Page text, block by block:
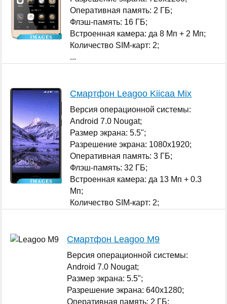
Оперативная память: 2 ГБ;
Флэш-память: 16 ГБ;
Встроенная камера: да 8 Мп + 2 Мп;
Количество SIM-карт: 2;
...
Смартфон Leagoo Kiicaa Mix
Версия операционной системы:
Android 7.0 Nougat;
Размер экрана: 5.5";
Разрешение экрана: 1080x1920;
Оперативная память: 3 ГБ;
Флэш-память: 32 ГБ;
Встроенная камера: да 13 Мп + 0.3
Мп;
Количество SIM-карт: 2;
Смартфон Leagoo M9
Версия операционной системы:
Android 7.0 Nougat;
Размер экрана: 5.5";
Разрешение экрана: 640x1280;
Оперативная память: 2 ГБ;